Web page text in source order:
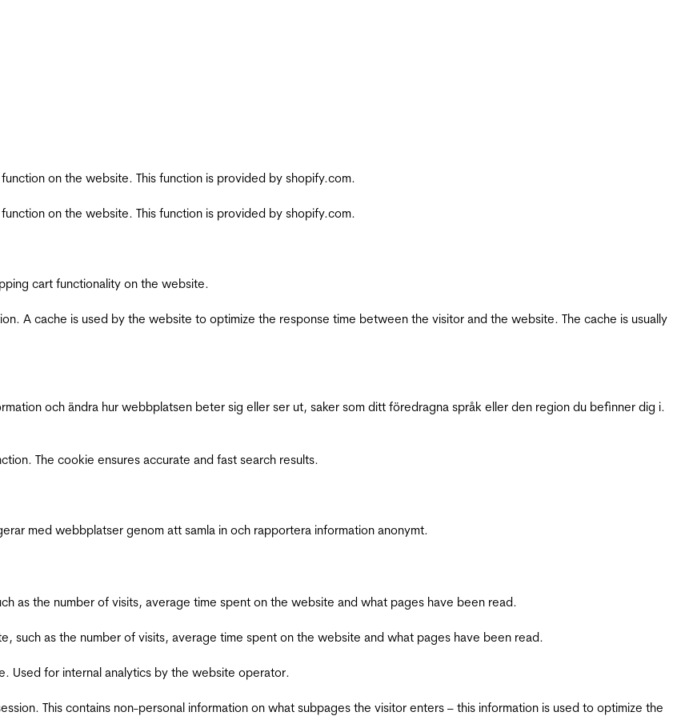
on the website. This function is provided by shopify.com.
on the website. This function is provided by shopify.com.
cart functionality on the website.
A cache is used by the website to optimize the response time between the visitor and the website. The cache is usually
och ändra hur webbplatsen beter sig eller ser ut, saker som ditt föredragna språk eller den region du befinner dig i.
The cookie ensures accurate and fast search results.
med webbplatser genom att samla in och rapportera information anonymt.
as the number of visits, average time spent on the website and what pages have been read.
such as the number of visits, average time spent on the website and what pages have been read.
Used for internal analytics by the website operator.
This contains non-personal information on what subpages the visitor enters – this information is used to optimize the